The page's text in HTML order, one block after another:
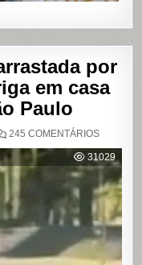
por
em casa
Paulo
245 COMENTÁRIOSEM
É
E
POR
APÓS
BRIGA
EM
CASA
SHOWS
31029